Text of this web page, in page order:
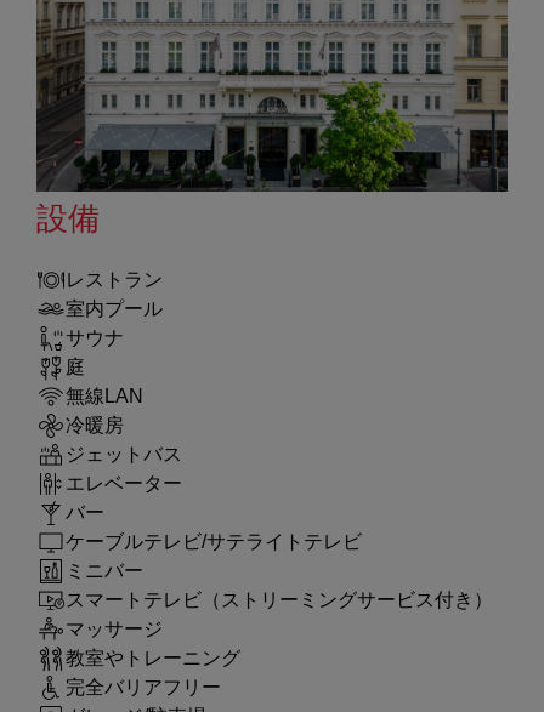
設備
レストラン
室内プール
サウナ
庭
無線LAN
冷暖房
ジェットバス
エレベーター
バー
ケーブルテレビ/サテライトテレビ
ミニバー
スマートテレビ（ストリーミングサービス付き）
マッサージ
教室やトレーニング
完全バリアフリー